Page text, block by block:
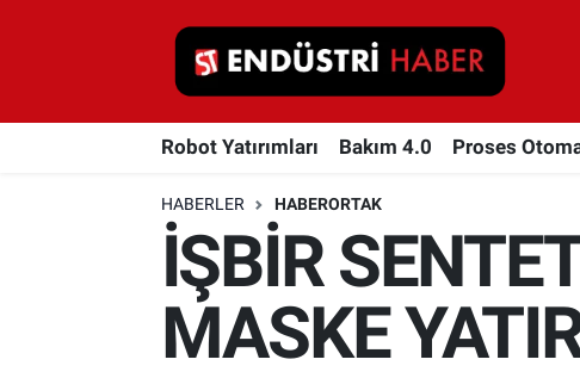
Robot Yatırımları Bakım 4.0 Proses
HABERLER HABERORTAK
İŞBİR
MASKE
Robot Yatırımları
Proses Otomasyonu
Otomasyon